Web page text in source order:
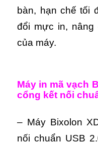
bàn, hạn chế tối
đổi mực in, nâng
của máy.
Máy in mã vạch
cổng kết nối
– Máy Bixolon
nối chuẩn USB